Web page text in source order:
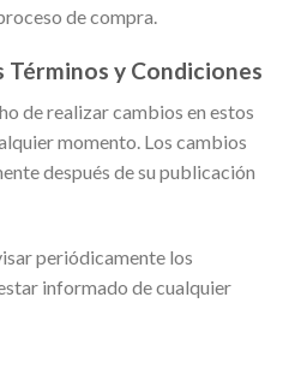
de compra.
y Condiciones
de realizar cambios en estos
momento. Los cambios
después de su publicación
periódicamente los
informado de cualquier